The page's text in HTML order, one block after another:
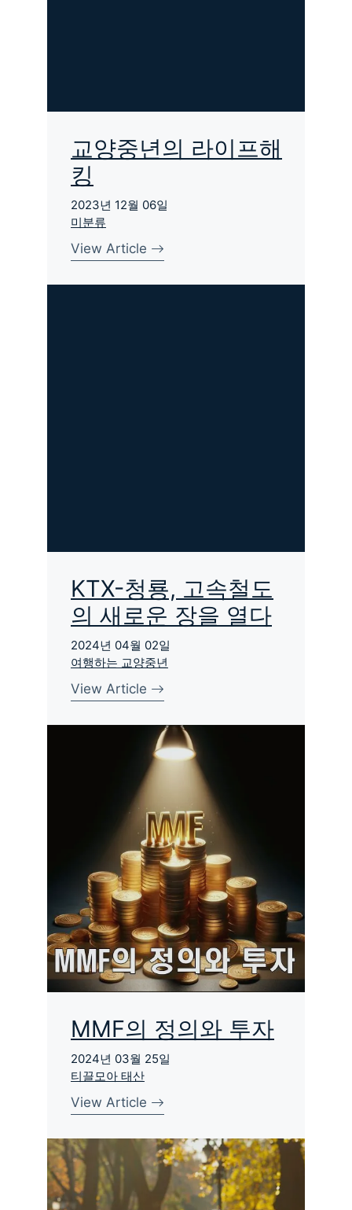
교양중년의 라이프해
킹
2023년 12월 06일
미분류
View Article
KTX-청룡, 고속철도
의 새로운 장을 열다
2024년 04월 02일
여행하는 교양중년
View Article
MMF의 정의와 투자
2024년 03월 25일
티끌모아 태산
View Article